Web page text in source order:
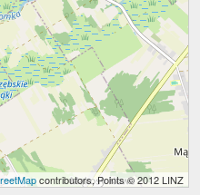
contributors, Points © 2012 LINZ